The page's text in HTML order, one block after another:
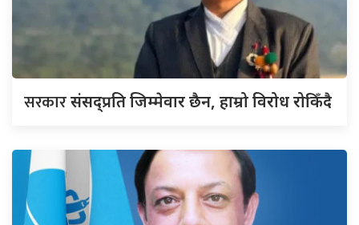
सरकारसंसद्‍प्रति जिम्मेवार छैन, हाम्रो विरोध रोकिँदै